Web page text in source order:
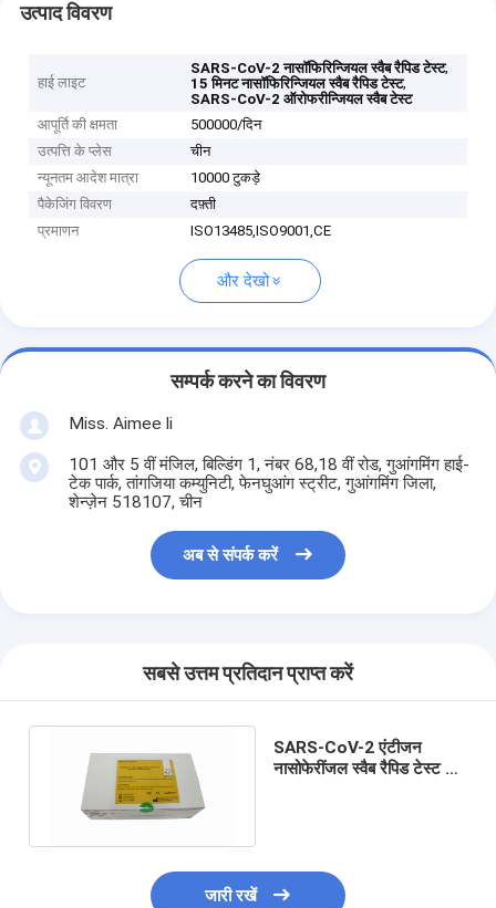
उत्पाद विवरण
हाई लाइट
SARS-CoV-2 नासॉफिरिन्जियल स्वैब रैपिड टेस्ट,
15 मिनट नासॉफिरिन्जियल स्वैब रैपिड टेस्ट,
SARS-CoV-2 ऑरोफरीन्जियल स्वैब टेस्ट
आपूर्ति की क्षमता
500000/दिन
उत्पत्ति के प्लेस
चीन
न्यूनतम आदेश मात्रा
10000 टुकड़े
पैकेजिंग विवरण
दफ़्ती
प्रमाणन
ISO13485,ISO9001,CE
और देखो
सम्पर्क करने का विवरण
Miss. Aimee li
101 और 5 वीं मंजिल, बिल्डिंग 1, नंबर 68,18 वीं रोड, गुआंगमिंग हाई-
टेक पार्क, तांगजिया कम्युनिटी, फेनघुआंग स्ट्रीट, गुआंगमिंग जिला,
शेन्ज़ेन 518107, चीन
अब से संपर्क करें
सबसे उत्तम प्रतिदान प्राप्त करें
SARS-CoV-2 एंटीजन
नासोफेरींजल स्वैब रैपिड टेस्ट 15
जारी रखें